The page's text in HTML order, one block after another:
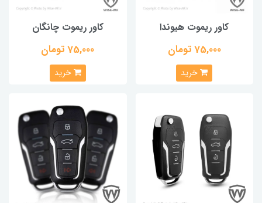
کاور ریموت هیوندا
75,000 تومان
خرید
کاور ریموت چانگان
75,000 تومان
خرید